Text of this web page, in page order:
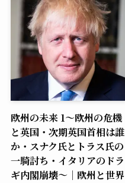
欧州の未来 1〜欧州の危機
と英国・次期英国首相は誰
か・スナク氏とトラス氏の
一騎討ち・イタリアのドラ
ギ内閣崩壊〜｜欧州と世界